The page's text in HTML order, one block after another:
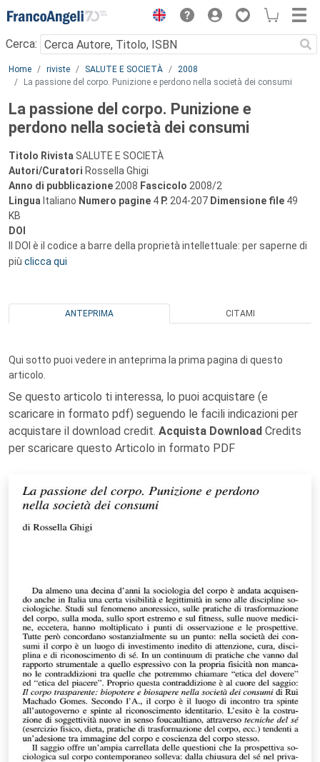
Menu
Cerca:
Main content
Home riviste SALUTE E SOCIETÀ
2008
La passione del corpo. Punizione e perdono nella società dei consumi
La passione del corpo. Punizione e
perdono nella società dei consumi
Titolo Rivista SALUTE E SOCIETÀ
Autori/Curatori Rossella Ghigi
Anno di pubblicazione 2008 Fascicolo 2008/2
Lingua Italiano Numero pagine 4 P. 204-207 Dimensione file 49
KB
DOI
Il DOI è il codice a barre della proprietà intellettuale: per saperne di
più clicca qui
ANTEPRIMA CITAMI
Qui sotto puoi vedere in anteprima la prima pagina di questo
articolo.
Se questo articolo ti interessa, lo puoi acquistare (e
scaricare in formato pdf) seguendo le facili indicazioni per
acquistare il download credit. Acquista Download Credits
per scaricare questo Articolo in formato PDF